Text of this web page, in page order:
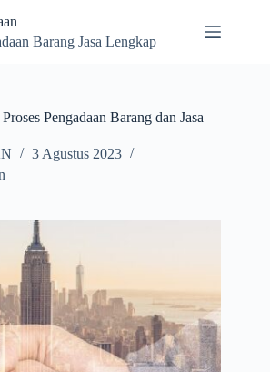
Barang Jasa Lengkap
Pengadaan Barang dan Jasa
3 Agustus 2023